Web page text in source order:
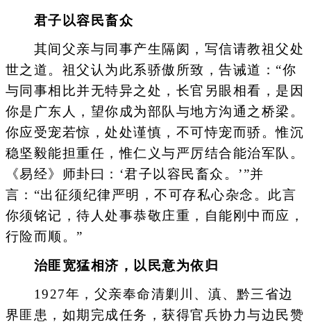
君子以容民畜众
其间父亲与同事产生隔阂，写信请教祖父处
世之道。祖父认为此系骄傲所致，告诫道：“你
与同事相比并无特异之处，长官另眼相看，是因
你是广东人，望你成为部队与地方沟通之桥梁。
你应受宠若惊，处处谨慎，不可恃宠而骄。惟沉
稳坚毅能担重任，惟仁义与严厉结合能治军队。
《易经》师卦曰：‘君子以容民畜众。’”并
言：“出征须纪律严明，不可存私心杂念。此言
你须铭记，待人处事恭敬庄重，自能刚中而应，
行险而顺。”
治匪宽猛相济，以民意为依归
1927年，父亲奉命清剿川、滇、黔三省边
界匪患，如期完成任务，获得官兵协力与边民赞